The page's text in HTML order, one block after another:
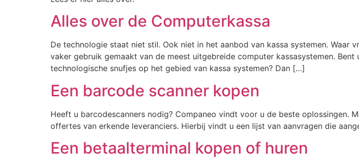
Alles over de Computerkassa
De technologie staat niet stil. Ook niet in het aanbod van kassa systemen.
vaker gebruik gemaakt van de meest uitgebreide computer kassasystemen.
technologische snufjes op het gebied van kassa systemen? Dan […]
Een barcode scanner kopen
Heeft u barcodescanners nodig? Companeo vindt voor u de beste oplossingen.
offertes van erkende leveranciers. Hierbij vindt u een lijst van aanvragen die
Een betaalterminal kopen of huren